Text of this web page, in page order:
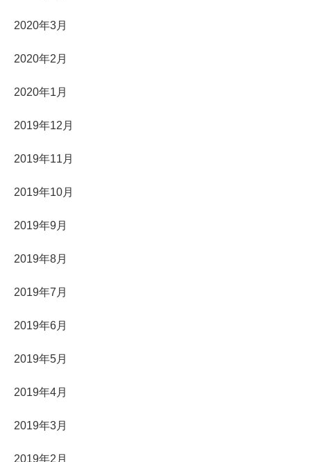
2020年3月
2020年2月
2020年1月
2019年12月
2019年11月
2019年10月
2019年9月
2019年8月
2019年7月
2019年6月
2019年5月
2019年4月
2019年3月
2019年2月